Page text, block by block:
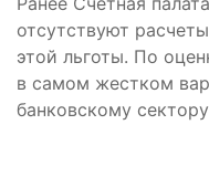
отсутствуют
этой льготы. По
в самом жестком
банковскому